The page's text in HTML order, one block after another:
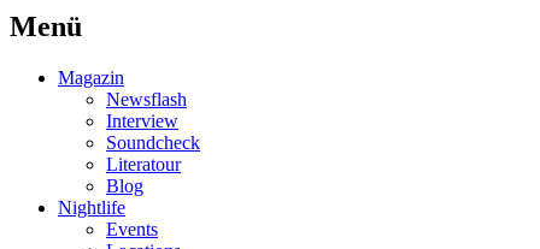
Menü
Magazin
Newsflash
Interview
Soundcheck
Literatour
Blog
Nightlife
Events